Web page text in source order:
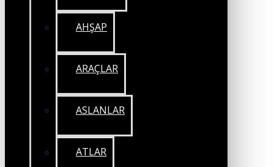
AHŞAP
ARAÇLAR
ASLANLAR
ATLAR